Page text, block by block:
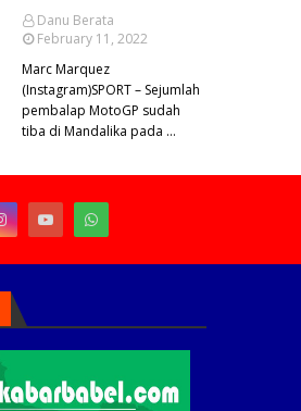
Danu Berata
February 11, 2022
Marc Marquez
(Instagram)SPORT – Sejumlah
pembalap MotoGP sudah
tiba di Mandalika pada …